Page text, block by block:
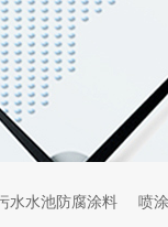
水水池防腐涂料 喷